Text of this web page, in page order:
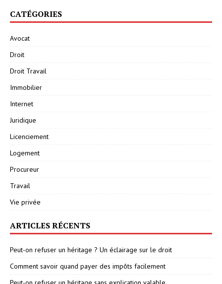
CATÉGORIES
Avocat
Droit
Droit Travail
Immobilier
Internet
Juridique
Licenciement
Logement
Procureur
Travail
Vie privée
ARTICLES RÉCENTS
Peut-on refuser un héritage ? Un éclairage sur le droit
Comment savoir quand payer des impôts facilement